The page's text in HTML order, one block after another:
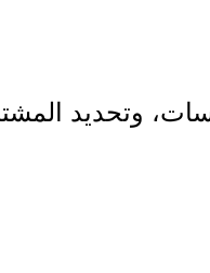
وتحديد